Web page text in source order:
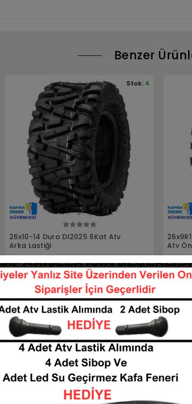
Benzer
26x9R14 Duro DI2010 6Kat Radial
Atv Ön Lastiği
26914-DI2010
6.500,00 TL KARGO
BEDAVA
Stok:2
Sepete Ekle
26x8-
Lastiği